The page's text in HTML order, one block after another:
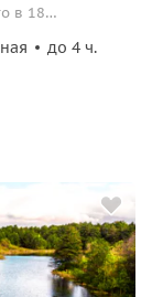
в 18
до 4 ч.